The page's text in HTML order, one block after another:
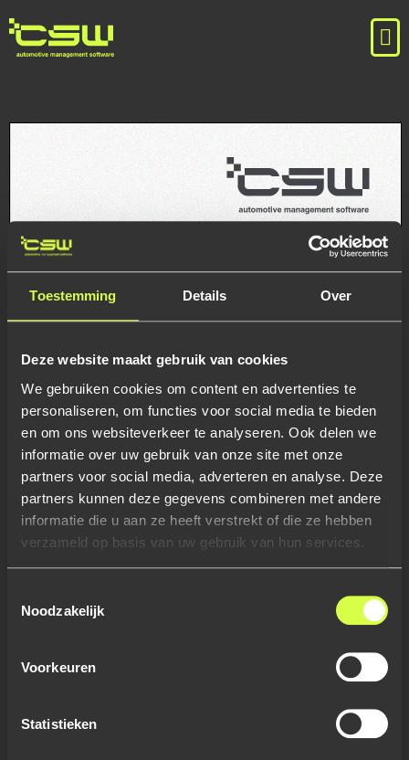
Toestemming Details Over
Deze website maakt gebruik van cookies
We gebruiken cookies om content en advertenties te
personaliseren, om functies voor social media te bieden
en om ons websiteverkeer te analyseren. Ook delen we
informatie over uw gebruik van onze site met onze
partners voor social media, adverteren en analyse. Deze
partners kunnen deze gegevens combineren met andere
informatie die u aan ze heeft verstrekt of die ze hebben
verzameld op basis van uw gebruik van hun services.
Noodzakelijk
Voorkeuren
Statistieken© CSW Software - a Salos company